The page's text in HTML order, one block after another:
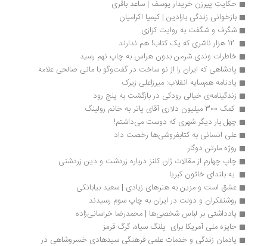
حکایتِ پیرزن خریدار یوسف | ساعد باقری
بازخوانی زندگی بارادین | کیمیا اکرامیان
شگرف و شگفت به روایت کزازی
خاطرات وندی شرمن بدون هراس به چاپ نهم رسید
پادشاهی که ایران را از نو ساخت در گفت‌و‌گو با مانی صالحی علامه
یادنامه هم‌سایه انقلاب: میرزاعلی زیرک
زندگینامه‌ی خیالی رودکی در بازگشت به پنج رود
کمک 300 میلیون دلاری آقای پاتر به خانم رولینگ
چهل بار دیگر شهری که دوست می‌داشتم!
علی انسانی به کتابفروشی‌ها رخصت داد
روژه مارتن دوگار
چاپ چهارم از مقالات ژان کلنز درباره زردشت و دین زردشتی
به بلندای خاتون کبریا
عشق است و مزین به هنرهای زیادی | سعید بیابانکی
روشنفکران و دولت در ایران به چاپ سوم رسیدند
یادداشتی بر لباس شخصی‌ها | محمدرضا خراسانی‌زاده
جایزه ملی آمریکا برای  پلنگ سیاه، گرگ قرمز